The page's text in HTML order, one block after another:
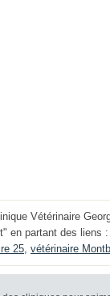
Vétérinaire
en partant des liens :
25, vétérinaire